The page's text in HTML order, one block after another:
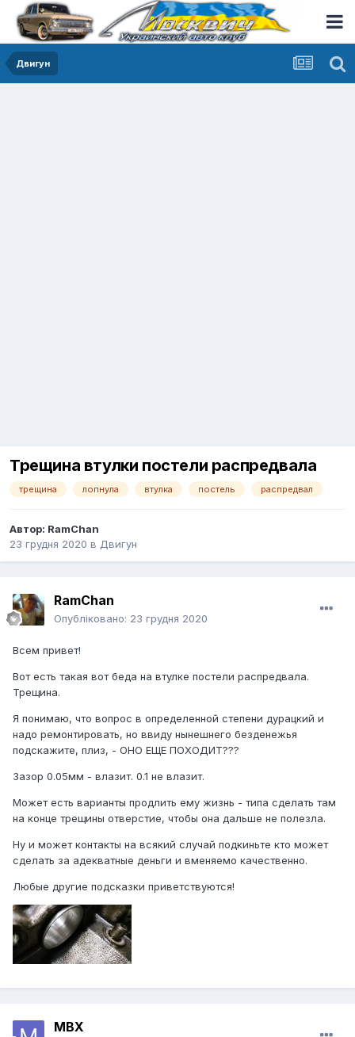
Двигун
Трещина втулки постели распредвала
трещина лопнула втулка постель распредвал
Автор: RamChan
23 грудня 2020 в Двигун
RamChan
Опубліковано: 23 грудня 2020
Всем привет!
Вот есть такая вот беда на втулке постели распредвала.
Трещина.
Я понимаю, что вопрос в определенной степени дурацкий и
надо ремонтировать, но ввиду нынешнего безденежья
подскажите, плиз, - ОНО ЕЩЕ ПОХОДИТ???
Зазор 0.05мм - влазит. 0.1 не влазит.
Может есть варианты продлить ему жизнь - типа сделать там
на конце трещины отверстие, чтобы она дальше не полезла.
Ну и может контакты на всякий случай подкиньте кто может
сделать за адекватные деньги и вменяемо качественно.
Любые другие подсказки приветствуются!
MBX